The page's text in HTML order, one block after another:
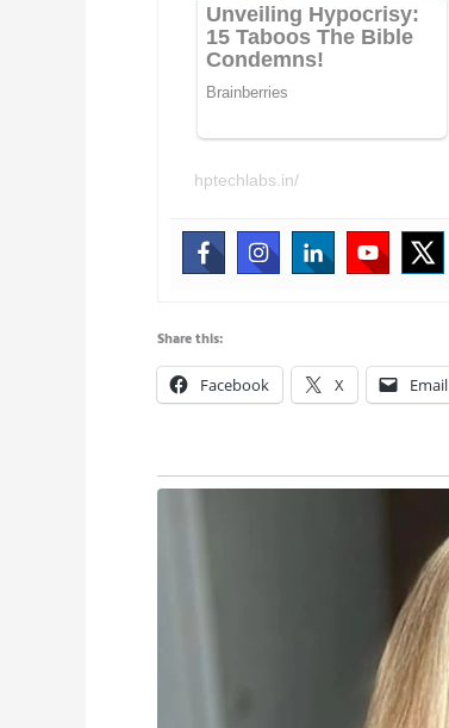
hptechlabs.in/
Share this:
Facebook X Email